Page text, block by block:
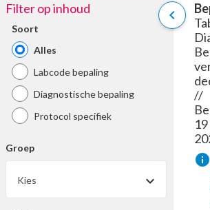
chevron_left
Filter op inhoud
Soort
Alles
Labcode bepaling
Diagnostische bepaling
Protocol specifiek
Groep
Kies
//
info